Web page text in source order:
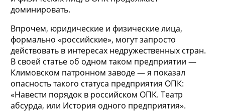
доминировать.
Впрочем, юридические и физические лица,
формально «российские», могут запросто
действовать в интересах недружественных стран.
В своей статье об одном таком предприятии —
Климовском патронном заводе — я показал
опасность такого статуса предприятия ОПК:
«Навести порядок в российском ОПК. Театр
абсурда, или История одного предприятия».